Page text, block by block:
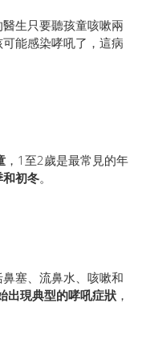
生只要聽孩童咳嗽兩
能感染哮吼了，這病
，1至2歲是最常見的年
初冬。
塞、流鼻水、咳嗽和
出現典型的哮吼症狀 ，